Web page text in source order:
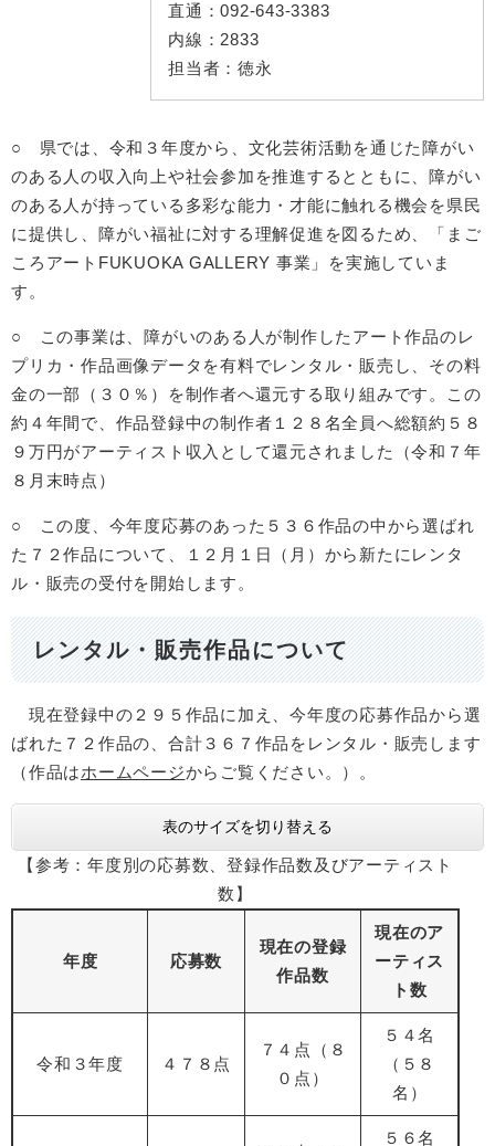
直通：092-643-3383
内線： 2833
担当者： 徳永
○ 県では、令和３年度から、文化芸術活動を通じた障がい
のある人の収入向上や社会参加を推進するとともに、障がい
のある人が持っている多彩な能力・才能に触れる機会を県民
に提供し、障がい福祉に対する理解促進を図るため、「まご
ころアートFUKUOKA GALLERY 事業」を実施していま
す。
○ この事業は、障がいのある人が制作したアート作品のレ
プリカ・作品画像データを有料でレンタル・販売し、その料
金の一部（３０％）を制作者へ還元する取り組みです。この
約４年間で、作品登録中の制作者１２８名全員へ総額約５８
９万円がアーティスト収入として還元されました（令和７年
８月末時点）
○ この度、今年度応募のあった５３６作品の中から選ばれ
た７２作品について、１２月１日（月）から新たにレンタ
ル・販売の受付を開始します。
レンタル・販売作品について
現在登録中の２９５作品に加え、今年度の応募作品から選
ばれた７２作品の、合計３６７作品をレンタル・販売します
（作品はホームページからご覧ください。）。
表のサイズを切り替える
【参考：年度別の応募数、登録作品数及びアーティスト
数】
年度 応募数
現在の登録
作品数
現在のア
ーティス
ト数
令和３年度 ４７８点
７４点（８
０点）
５４名
（５８
名）
５６名